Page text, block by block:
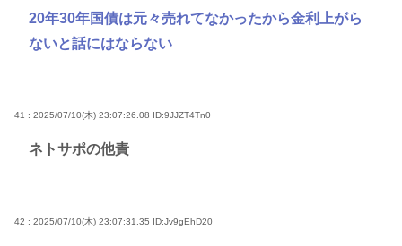
20年30年国債は元々売れてなかったから金利上がら
ないと話にはならない
41 : 2025/07/10(木) 23:07:26.08 ID:9JJZT4Tn0
ネトサポの他責
42 : 2025/07/10(木) 23:07:31.35 ID:Jv9gEhD20